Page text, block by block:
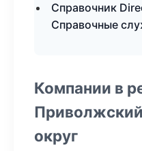
Справочник
Справочные
Компании в
округ